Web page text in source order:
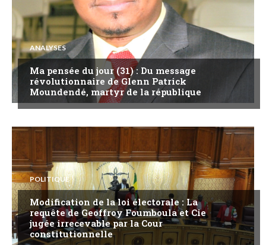
ANALYSES
Ma pensée du jour (31) : Du message
révolutionnaire de Glenn Patrick
Moundendé, martyr de la république
POLITIQUE
Modification de la loi électorale : La
requête de Geoffroy Foumboula et Cie
jugée irrecevable par la Cour
constitutionnelle